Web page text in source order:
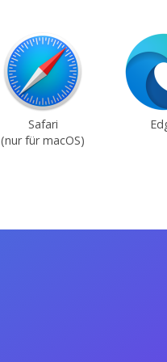
Safari
(nur für macOS)